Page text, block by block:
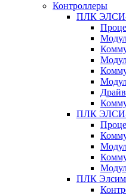
Контроллеры
ПЛК
ПЛК
ПЛК